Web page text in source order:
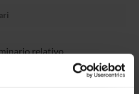
relativo
e Relatività